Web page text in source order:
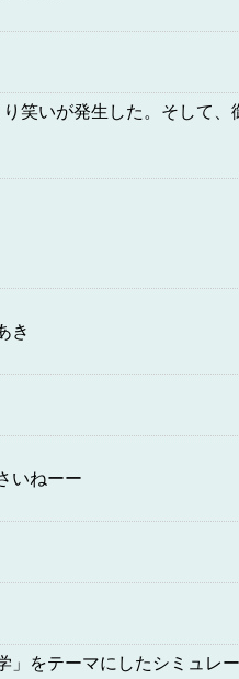
笑いが発生した。そして、
いねーー
」をテーマにしたシミュレ